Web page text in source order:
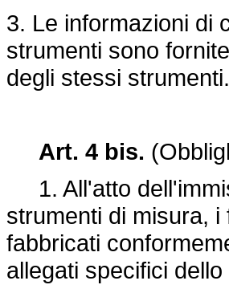
3. Le informazioni di
strumenti sono
degli stessi strumenti.
Art. 4 bis.
1. All'atto
strumenti di misura,
fabbricati
allegati specifici